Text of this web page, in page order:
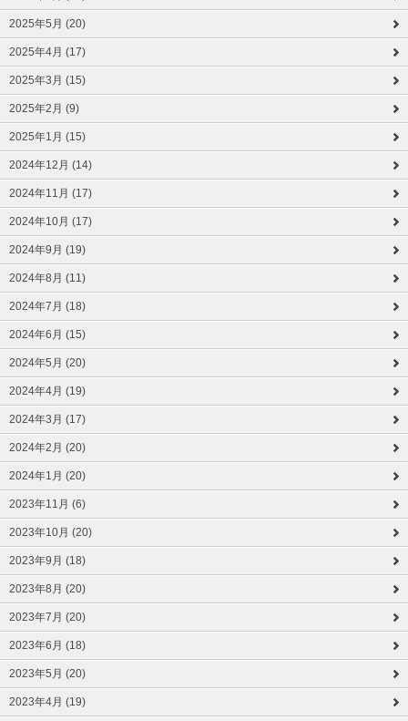
2025年5月 (20)
2025年4月 (17)
2025年3月 (15)
2025年2月 (9)
2025年1月 (15)
2024年12月 (14)
2024年11月 (17)
2024年10月 (17)
2024年9月 (19)
2024年8月 (11)
2024年7月 (18)
2024年6月 (15)
2024年5月 (20)
2024年4月 (19)
2024年3月 (17)
2024年2月 (20)
2024年1月 (20)
2023年11月 (6)
2023年10月 (20)
2023年9月 (18)
2023年8月 (20)
2023年7月 (20)
2023年6月 (18)
2023年5月 (20)
2023年4月 (19)